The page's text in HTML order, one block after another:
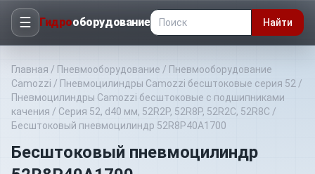
☰ Гидрооборудование Найти
Главная / Пневмооборудование / Пневмооборудование
Camozzi / Пневмоцилиндры Camozzi бесштоковые серия 52 /
Пневмоцилиндры Camozzi бесштоковые с подшипниками
качения / Серия 52, d40 мм, 52R2P, 52R8P, 52R2C, 52R8C /
Бесштоковый пневмоцилиндр 52R8P40A1700
Бесштоковый пневмоцилиндр